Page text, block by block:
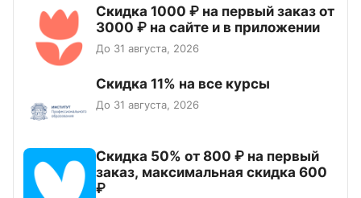
Скидка 1000 ₽ на первый заказ от
3000 ₽ на сайте и в приложении
До 31 августа, 2026
Скидка 11% на все курсы
До 31 августа, 2026
Скидка 50% от 800 ₽ на первый
заказ, максимальная скидка 600
₽